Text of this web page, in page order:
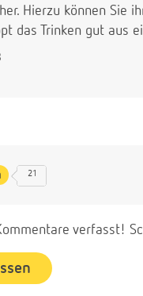
Hierzu können
das Trinken gut aus
21
verfasst!